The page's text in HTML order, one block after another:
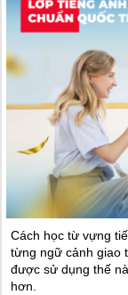
Cách học từ vựng
từng ngữ cảnh giao
được sử dụng thế
hơn.